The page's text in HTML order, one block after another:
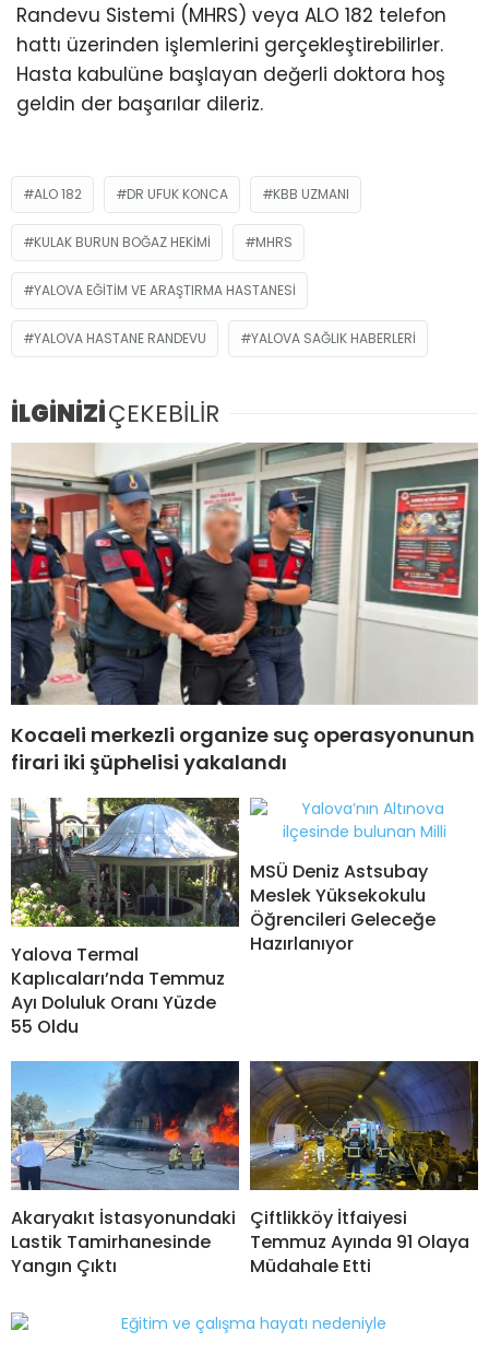
Randevu Sistemi (MHRS) veya ALO 182 telefon
hattı üzerinden işlemlerini gerçekleştirebilirler.
Hasta kabulüne başlayan değerli doktora hoş
geldin der başarılar dileriz.
ALO 182 DR UFUK KONCA KBB UZMANI
KULAK BURUN BOĞAZ HEKIMI MHRS
YALOVA EĞITIM VE ARAŞTIRMA HASTANESI
YALOVA HASTANE RANDEVU YALOVA SAĞLIK HABERLERI
İLGİNİZİÇEKEBİLİR
Kocaeli merkezli organize suç operasyonunun
firari iki şüphelisi yakalandı
Yalova Termal
Kaplıcaları’nda Temmuz
Ayı Doluluk Oranı Yüzde
55 Oldu
MSÜ Deniz Astsubay
Meslek Yüksekokulu
Öğrencileri Geleceğe
Hazırlanıyor
Akaryakıt İstasyonundaki
Lastik Tamirhanesinde
Yangın Çıktı
Çiftlikköy İtfaiyesi
Temmuz Ayında 91 Olaya
Müdahale Etti